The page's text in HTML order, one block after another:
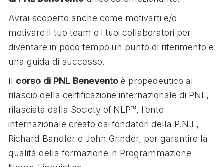
Avrai scoperto anche come motivarti e/o
motivare il tuo team o i tuoi collaboratori per
diventare in poco tempo un punto di riferimento e
una guida di successo.
Il corso di PNL Benevento è propedeutico al
rilascio della certificazione internazionale di PNL,
rilasciata dalla Society of NLP™, l’ente
internazionale creato dai fondatori della P.N.L,
Richard Bandler e John Grinder, per garantire la
qualità della formazione in Programmazione